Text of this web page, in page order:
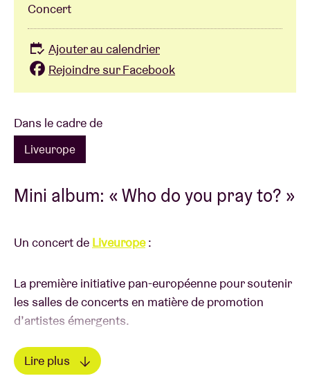
Contact
Dans le cadre de
Liveurope
Mini album: « Who do you pray to? »
Un concert de Liveurope:
La première initiative pan-européenne pour soutenir
les salles de concerts en matière de promotion
d’artistes émergents.
Lire plus
Concert
Ajouter au calendrier
Rejoindre sur Facebook